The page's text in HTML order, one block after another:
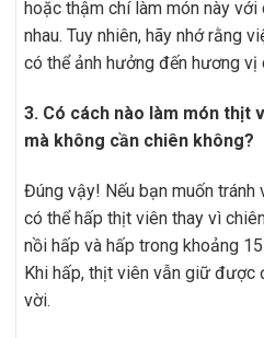
hoặc thậm chí làm món này
nhau. Tuy nhiên, hãy nhớ rằng
có thể ảnh hưởng đến hương vị
3. Có cách nào làm món thịt
mà không cần chiên không?
Đúng vậy! Nếu bạn muốn
có thể hấp thịt viên thay vì
nồi hấp và hấp trong khoảng
Khi hấp, thịt viên vẫn giữ được
vời.